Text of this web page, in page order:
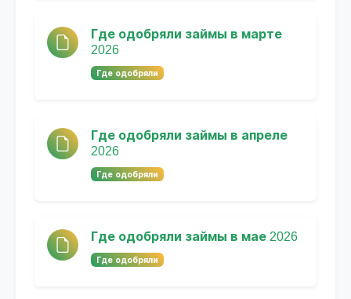
Где одобряли займы в марте
2026
Где одобряли
Где одобряли займы в апреле
2026
Где одобряли
Где одобряли займы в мае 2026
Где одобряли